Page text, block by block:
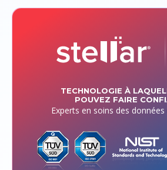
TECHNOLOGIE À
POUVEZ FAIRE
Experts en soins des